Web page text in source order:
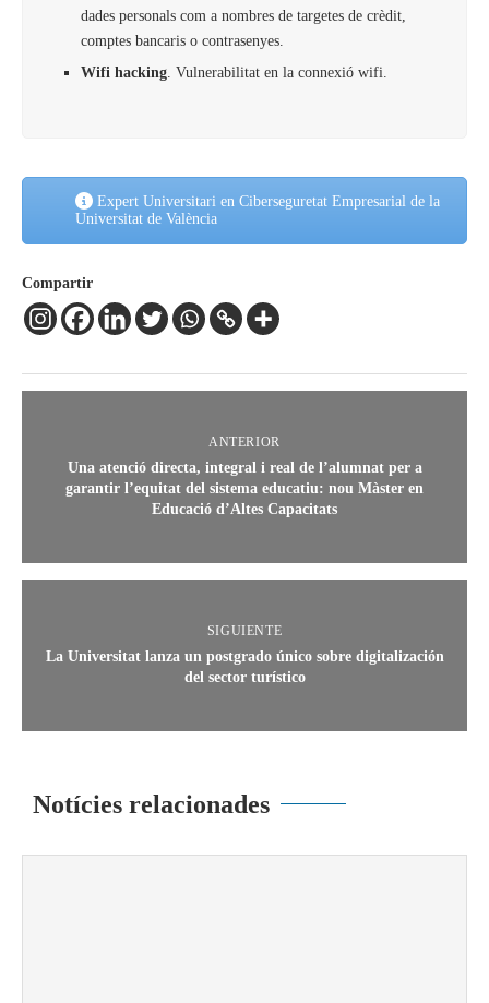
dades personals com a nombres de targetes de crèdit,
comptes bancaris o contrasenyes.
Wifi hacking . Vulnerabilitat en la connexió wifi.
Expert Universitari en Ciberseguretat Empresarial de la
Universitat de València
Compartir
ANTERIOR
Una atenció directa, integral i real de l’alumnat per a
garantir l’equitat del sistema educatiu: nou Màster en
Educació d’Altes Capacitats
SIGUIENTE
La Universitat lanza un postgrado único sobre digitalización
del sector turístico
Notícies relacionades